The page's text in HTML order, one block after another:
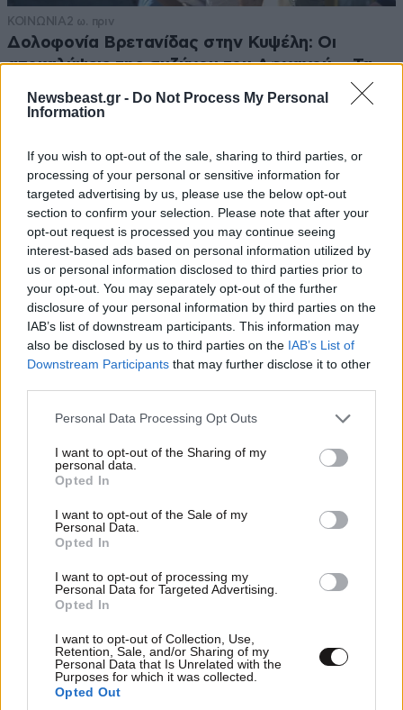
Newsbeast.gr - Do Not Process My Personal
Information
If you wish to opt-out of the sale, sharing to third parties, or
processing of your personal or sensitive information for
targeted advertising by us, please use the below opt-out
section to confirm your selection. Please note that after your
opt-out request is processed you may continue seeing
interest-based ads based on personal information utilized by
us or personal information disclosed to third parties prior to
your opt-out. You may separately opt-out of the further
disclosure of your personal information by third parties on the
IAB’s list of downstream participants. This information may
also be disclosed by us to third parties on the IAB’s List of
Downstream Participants that may further disclose it to other
Please note that this website/app uses one or more Google
not limited to your visit or usage behaviour. You may click to
grant or deny consent to Google and its third-party tags to
use your data for below specified purposes in below Google
consent section.
Personal Data Processing Opt Outs
I want to opt-out of the Sharing of my
personal data.
Opted In
I want to opt-out of the Sale of my
Personal Data.
Opted In
I want to opt-out of processing my
Personal Data for Targeted Advertising.
Opted In
I want to opt-out of Collection, Use,
Retention, Sale, and/or Sharing of my
Personal Data that Is Unrelated with the
Purposes for which it was collected.
Opted Out
ΚΟΙΝΩΝΙΑ2 ω. πριν
Δολοφονία Βρετανίδας στην Κυψέλη: Οι
αποκαλύψεις της συζύγου του Αφγανού – Τα
μηνύματα και το ταξίδι στην Αράχωβα που της
κίνησαν υποψίες
ΕΛΛΑΔΑ06·08·2026 00:09
Σαν σήμερα 6 Αυγούστου: Πεθαίνει η Ρίτα
Σακελλαρίου, η λαϊκή ντίβα που έκανε τη ζωή
της τραγούδι